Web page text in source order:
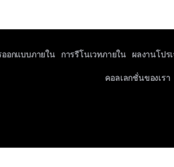
ออกแบบภายใน การรีโนเวทภายใน ผลงานโปร
คอลเลกชั่นของเรา